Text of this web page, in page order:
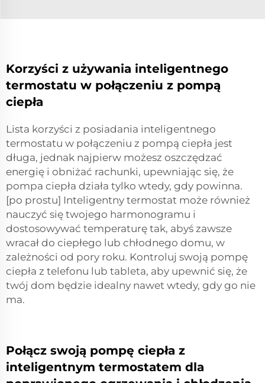
Korzyści z używania inteligentnego
termostatu w połączeniu z pompą
ciepła
Lista korzyści z posiadania inteligentnego
termostatu w połączeniu z pompą ciepła jest
długa, jednak najpierw możesz oszczędzać
energię i obniżać rachunki, upewniając się, że
pompa ciepła działa tylko wtedy, gdy powinna.
[po prostu] Inteligentny termostat może również
nauczyć się twojego harmonogramu i
dostosowywać temperaturę tak, abyś zawsze
wracał do ciepłego lub chłodnego domu, w
zależności od pory roku. Kontroluj swoją pompę
ciepła z telefonu lub tableta, aby upewnić się, że
twój dom będzie idealny nawet wtedy, gdy go nie
ma.
Połącz swoją pompę ciepła z
inteligentnym termostatem dla